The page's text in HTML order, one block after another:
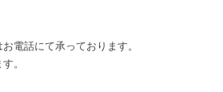
電話にて承っております。
。